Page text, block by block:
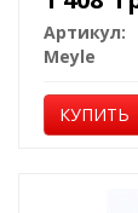
Артикул:
Meyle
КУПИТЬ